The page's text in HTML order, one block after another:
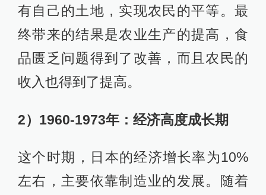
有自己的土地，实现农民的平等。最
终带来的结果是农业生产的提高，食
品匮乏问题得到了改善，而且农民的
收入也得到了提高。
2）1960-1973年：经济高度成长期
这个时期，日本的经济增长率为10%
左右，主要依靠制造业的发展。随着